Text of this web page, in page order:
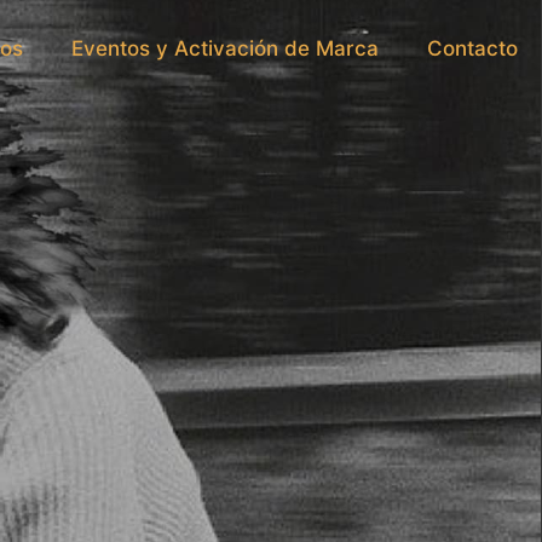
Eventos y Activación de Marca Contacto